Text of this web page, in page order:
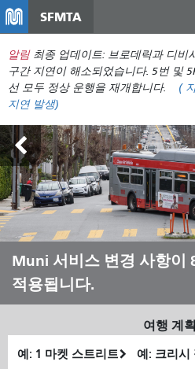
컨
텐
츠
건
너
뛰
기
SFMTA
알림 최종 업데이트: 브로데릭과 디비
구간 지연이 해소되었습니다. 5번 및
선 모두 정상 운행을 재개합니다.
(
지연 발생)
아웃사이드 랜즈 8월 7일
Muni 서비스 변경 사항이
적용됩니다.
Muni와 함께 여름을 보내
Muni를 살리기 위해 예산
우기
여행 계